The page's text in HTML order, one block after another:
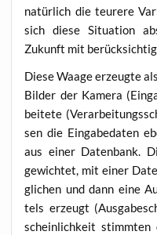
natür­lich die teu­re­re
sich die­se Situa­ti­on
Zukunft mit
Die­se Waa­ge erzeug­te
Bil­der der Kame­ra
bei­te­te
sen die Ein­ga­be­da­ten
aus einer Daten­bank.
gewich­tet, mit einer
gli­chen und dann eine
tels erzeugt
schein­lich­keit stimm­ten